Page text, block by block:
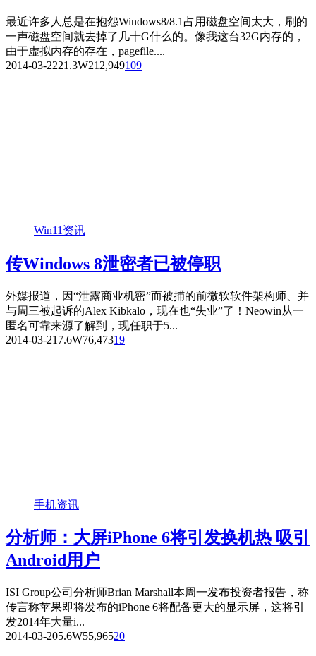
最近许多人总是在抱怨Windows8/8.1占用磁盘空间太大，刷的
一声磁盘空间就去掉了几十G什么的。像我这台32G内存的，
由于虚拟内存的存在，pagefile....
2014-03-2221.3W212,949109
Win11资讯
传Windows 8泄密者已被停职
外媒报道，因“泄露商业机密”而被捕的前微软软件架构师、并
与周三被起诉的Alex Kibkalo，现在也“失业”了！Neowin从一
匿名可靠来源了解到，现任职于5...
2014-03-21 7.6W76,47319
手机资讯
分析师：大屏iPhone 6将引发换机热 吸引
Android用户
ISI Group公司分析师Brian Marshall本周一发布投资者报告，称
传言称苹果即将发布的iPhone 6将配备更大的显示屏，这将引
发2014年大量i...
2014-03-205.6W55,96520